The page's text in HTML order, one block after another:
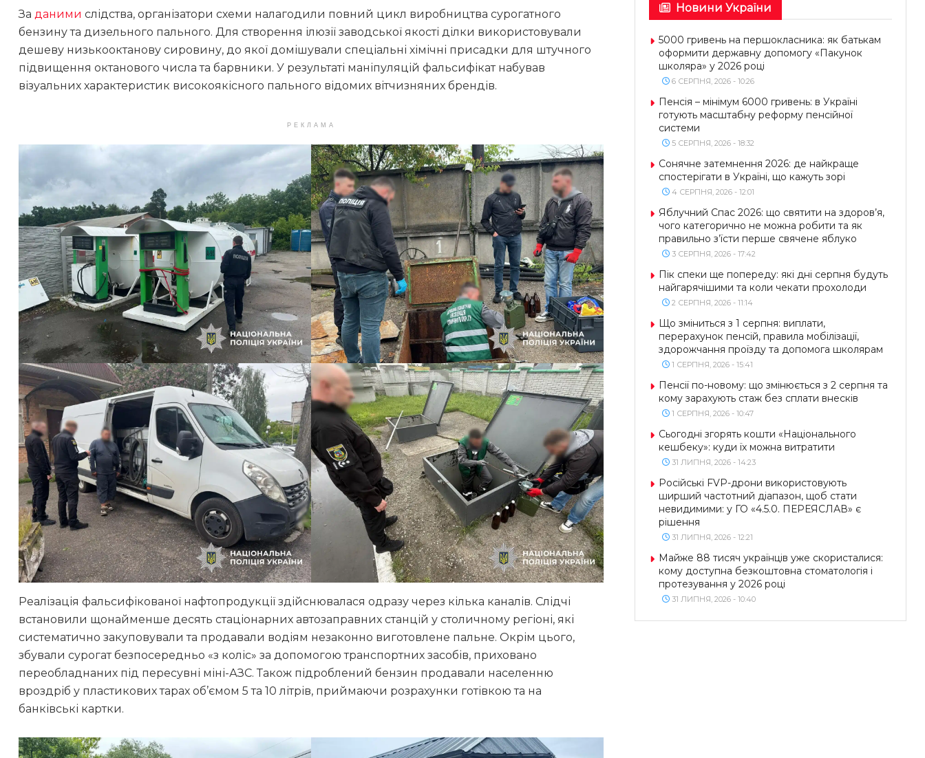
За даними слідства, організатори схеми налагодили повний цикл виробництва сурогатного
бензину та дизельного пального. Для створення ілюзії заводської якості ділки використовували
дешеву низькооктанову сировину, до якої домішували спеціальні хімічні присадки для штучного
підвищення октанового числа та барвники. У результаті маніпуляцій фальсифікат набував
візуальних характеристик високоякісного пального відомих вітчизняних брендів.
РЕКЛАМА
Реалізація фальсифікованої нафтопродукції здійснювалася одразу через кілька каналів. Слідчі
встановили щонайменше десять стаціонарних автозаправних станцій у столичному регіоні, які
систематично закуповували та продавали водіям незаконно виготовлене пальне. Окрім цього,
збували сурогат безпосередньо «з коліс» за допомогою транспортних засобів, приховано
переобладнаних під пересувні міні-АЗС. Також підроблений бензин продавали населенню
вроздріб у пластикових тарах об’ємом 5 та 10 літрів, приймаючи розрахунки готівкою та на
банківські картки.
Новини України
5000 гривень на першокласника: як батькам
оформити державну допомогу «Пакунок
школяра» у 2026 році
6 СЕРПНЯ, 2026 - 10:26
Пенсія – мінімум 6000 гривень: в Україні
готують масштабну реформу пенсійної
системи
5 СЕРПНЯ, 2026 - 18:32
Сонячне затемнення 2026: де найкраще
спостерігати в Україні, що кажуть зорі
4 СЕРПНЯ, 2026 - 12:01
Яблучний Спас 2026: що святити на здоров’я,
чого категорично не можна робити та як
правильно з’їсти перше свячене яблуко
3 СЕРПНЯ, 2026 - 17:42
Пік спеки ще попереду: які дні серпня будуть
найгарячішими та коли чекати прохолоди
2 СЕРПНЯ, 2026 - 11:14
Що зміниться з 1 серпня: виплати,
перерахунок пенсій, правила мобілізації,
здорожчання проїзду та допомога школярам
1 СЕРПНЯ, 2026 - 15:41
Пенсії по-новому: що змінюється з 2 серпня та
кому зарахують стаж без сплати внесків
1 СЕРПНЯ, 2026 - 10:47
Сьогодні згорять кошти «Національного
кешбеку»: куди їх можна витратити
31 ЛИПНЯ, 2026 - 14:23
Російські FVP-дрони використовують
ширший частотний діапазон, щоб стати
невидимими: у ГО «4.5.0. ПЕРЕЯСЛАВ» є
рішення
31 ЛИПНЯ, 2026 - 12:21
Майже 88 тисяч українців уже скористалися:
кому доступна безкоштовна стоматологія і
протезування у 2026 році
31 ЛИПНЯ, 2026 - 10:40